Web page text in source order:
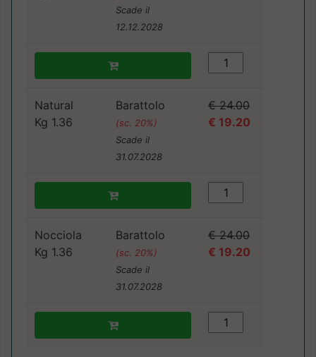
Scade il
12.12.2028
Natural
Kg 1.36
Barattolo
(sc. 20%)
Scade il
31.07.2028
€ 24.00
€ 19.20
Nocciola
Kg 1.36
Barattolo
(sc. 20%)
Scade il
31.07.2028
€ 24.00
€ 19.20